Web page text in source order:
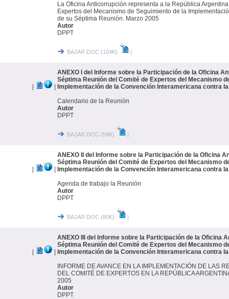
La Oficina Anticorrupción representa a la República
Expertos del Mecanismo de Seguimiento de la
de su Séptima Reunión. Marzo 2005
Autor
DPPT
BAJAR DOC (104K) |
ANEXO I del Informe sobre la Participación de la Oficina
Séptima Reunión del Comité de Expertos del Mecanismo
Implementación de la Convención Interamericana contra
Calendario de la Reunión
Autor
DPPT
BAJAR DOC (59K) |
ANEXO II del Informe sobre la Participación de la Oficina
Séptima Reunión del Comité de Expertos del Mecanismo
Implementación de la Convención Interamericana contra
Agenda de trabajo la Reunión
Autor
DPPT
BAJAR DOC (80K) |
ANEXO III del Informe sobre la Participación de la Oficina
Séptima Reunión del Comité de Expertos del Mecanismo
Implementación de la Convención Interamericana contra
INFORME DE AVANCE EN LA IMPLEMENTACIÓN DE LAS
DEL COMITÉ DE EXPERTOS EN LA REPÚBLICA
2005
Autor
DPPT